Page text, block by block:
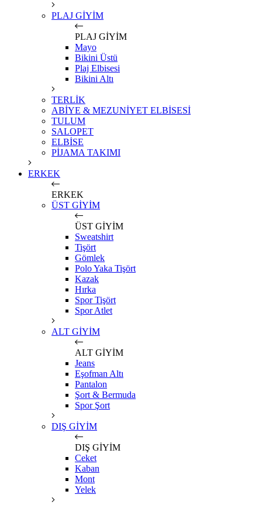
PLAJ GİYİM
PLAJ GİYİM
Mayo
Bikini Üstü
Plaj Elbisesi
Bikini Altı
TERLİK
ABİYE & MEZUNİYET ELBİSESİ
TULUM
SALOPET
ELBİSE
PİJAMA TAKIMI
ERKEK
ERKEK
ÜST GİYİM
ÜST GİYİM
Sweatshirt
Tişört
Gömlek
Polo Yaka Tişört
Kazak
Hırka
Spor Tişört
Spor Atlet
ALT GİYİM
ALT GİYİM
Jeans
Eşofman Altı
Pantalon
Şort & Bermuda
Spor Şort
DIŞ GİYİM
DIŞ GİYİM
Ceket
Kaban
Mont
Yelek